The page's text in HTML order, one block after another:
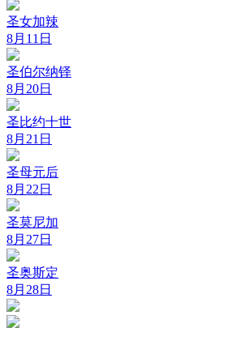
圣女加辣
8月11日
圣伯尔纳铎
8月20日
圣比约十世
8月21日
圣母元后
8月22日
圣莫尼加
8月27日
圣奥斯定
8月28日